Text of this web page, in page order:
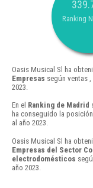
Ranking
Oasis Musical Sl ha
Empresas según ventas
2023.
En el Ranking de Madrid
ha conseguido la
al año 2023.
Oasis Musical Sl ha
Empresas del Sector
electrodomésticos
año 2023.